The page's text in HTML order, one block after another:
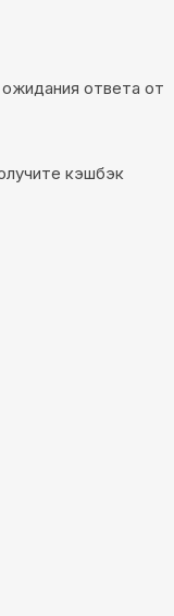
ответа от
кэшбэк